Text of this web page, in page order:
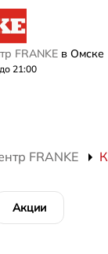
FRANKE в Омске
21:00
FRANKE
Акции